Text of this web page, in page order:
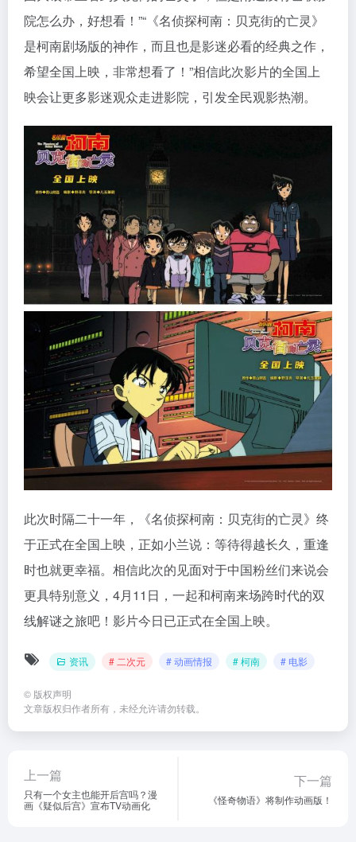
院怎么办，好想看！”“《名侦探柯南：贝克街的亡灵》
是柯南剧场版的神作，而且也是影迷必看的经典之作，
希望全国上映，非常想看了！”相信此次影片的全国上
映会让更多影迷观众走进影院，引发全民观影热潮。
此次时隔二十一年，《名侦探柯南：贝克街的亡灵》终
于正式在全国上映，正如小兰说：等待得越长久，重逢
时也就更幸福。相信此次的见面对于中国粉丝们来说会
更具特别意义，4月11日，一起和柯南来场跨时代的双
线解谜之旅吧！影片今日已正式在全国上映。
资讯 # 二次元 # 动画情报 # 柯南 # 电影
© 版权声明
文章版权归作者所有，未经允许请勿转载。
上一篇
只有一个女主也能开后宫吗？漫
画《疑似后宫》宣布TV动画化
下一篇
《怪奇物语》将制作动画版！